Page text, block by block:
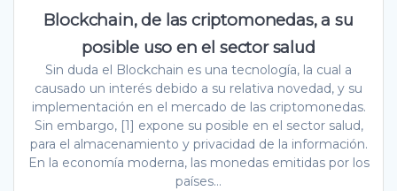
Blockchain, de las criptomonedas, a su
posible uso en el sector salud
Sin duda el Blockchain es una tecnología, la cual a
causado un interés debido a su relativa novedad, y su
implementación en el mercado de las criptomonedas.
Sin embargo, [1] expone su posible en el sector salud,
para el almacenamiento y privacidad de la información.
En la economía moderna, las monedas emitidas por los
países…